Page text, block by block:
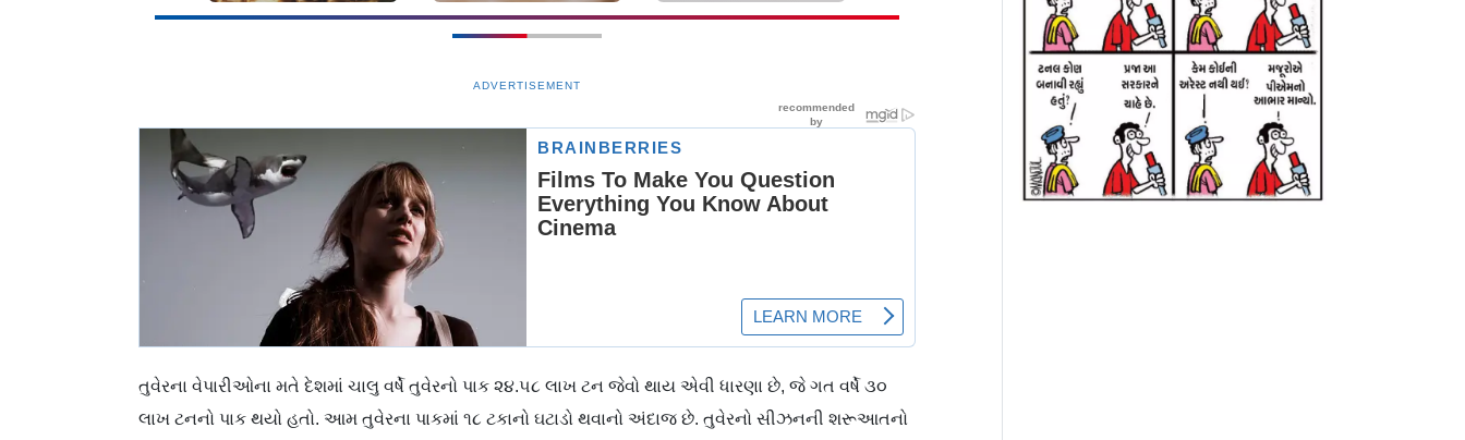
ADVERTISEMENT
તુવેરના વેપારીઓના મતે દેશમાં ચાલુ વર્ષે તુવેરનો પાક ૨૪.૫૮ લાખ ટન જેવો થાય એવી ધારણા છે, જે ગત વર્ષે ૩૦
લાખ ટનનો પાક થયો હતો. આમ તુવેરના પાકમાં ૧૮ ટકાનો ઘટાડો થવાનો અંદાજ છે. તુવેરનો સીઝનની શરૂઆતનો